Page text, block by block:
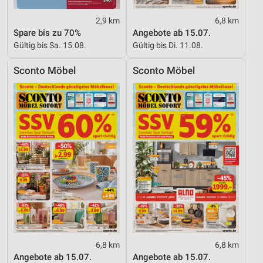
2,9 km
Spare bis zu 70%
Gültig bis Sa. 15.08.
6,8 km
Angebote ab 15.07.
Gültig bis Di. 11.08.
Sconto Möbel
6,8 km
Angebote ab 15.07.
Sconto Möbel
6,8 km
Angebote ab 15.07.
Messung der Werbeleistung
Messung der Performance von Inhalten
Analyse von Zielgruppen durch Statistiken oder
Kombinationen von Daten aus verschiedenen
Quellen
Entwicklung und Verbesserung der Angebote
Verwendung reduzierter Daten zur Auswahl von
Inhalten
IAB-Besonderheiten:
Verwendung genauer Standortdaten
Geräte anhand von aktiv angeforderten
Informationen identifizieren
Nicht-IAB-Verarbeitungszwecke:
Notwendig